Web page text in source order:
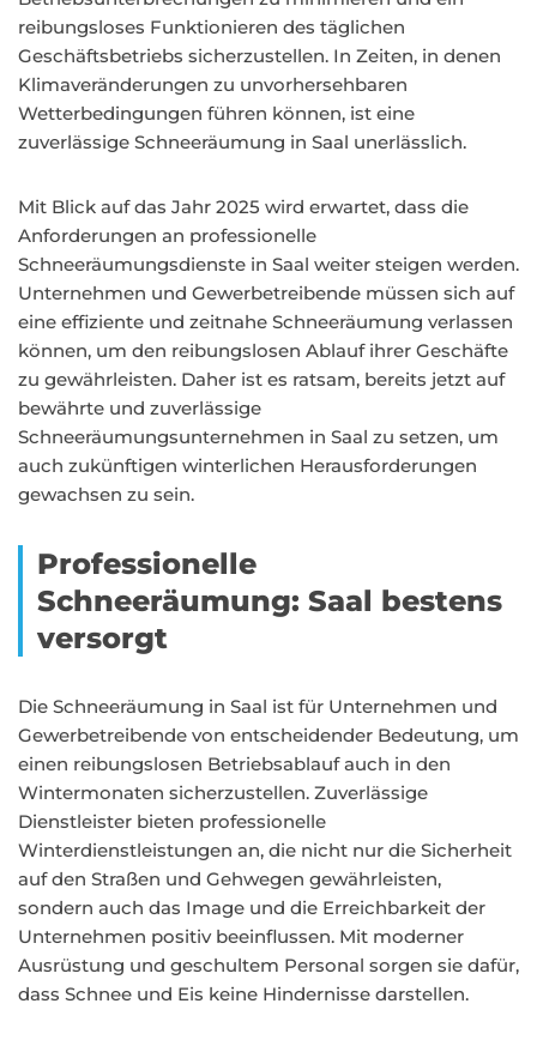
reibungsloses Funktionieren des täglichen
Geschäftsbetriebs sicherzustellen. In Zeiten, in denen
Klimaveränderungen zu unvorhersehbaren
Wetterbedingungen führen können, ist eine
zuverlässige Schneeräumung in Saal unerlässlich.
Mit Blick auf das Jahr 2025 wird erwartet, dass die
Anforderungen an professionelle
Schneeräumungsdienste in Saal weiter steigen werden.
Unternehmen und Gewerbetreibende müssen sich auf
eine effiziente und zeitnahe Schneeräumung verlassen
können, um den reibungslosen Ablauf ihrer Geschäfte
zu gewährleisten. Daher ist es ratsam, bereits jetzt auf
bewährte und zuverlässige
Schneeräumungsunternehmen in Saal zu setzen, um
auch zukünftigen winterlichen Herausforderungen
gewachsen zu sein.
Professionelle
Schneeräumung: Saal bestens
versorgt
Die Schneeräumung in Saal ist für Unternehmen und
Gewerbetreibende von entscheidender Bedeutung, um
einen reibungslosen Betriebsablauf auch in den
Wintermonaten sicherzustellen. Zuverlässige
Dienstleister bieten professionelle
Winterdienstleistungen an, die nicht nur die Sicherheit
auf den Straßen und Gehwegen gewährleisten,
sondern auch das Image und die Erreichbarkeit der
Unternehmen positiv beeinflussen. Mit moderner
Ausrüstung und geschultem Personal sorgen sie dafür,
dass Schnee und Eis keine Hindernisse darstellen.